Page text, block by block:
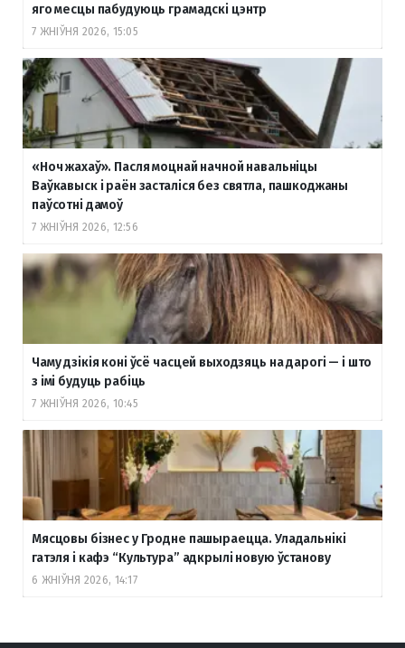
яго месцы пабудуюць грамадскі цэнтр
7 ЖНІЎНЯ 2026, 15:05
«Ноч жахаў». Пасля моцнай начной навальніцы
Ваўкавыск і раён засталіся без святла, пашкоджаны
паўсотні дамоў
7 ЖНІЎНЯ 2026, 12:56
Чаму дзікія коні ўсё часцей выходзяць на дарогі — і што
з імі будуць рабіць
7 ЖНІЎНЯ 2026, 10:45
Мясцовы бізнес у Гродне пашыраецца. Уладальнікі
гатэля і кафэ “Культура” адкрылі новую ўстанову
6 ЖНІЎНЯ 2026, 14:17